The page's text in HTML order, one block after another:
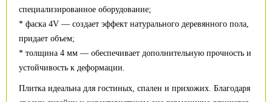
специализированное оборудование;
* фаска 4V — создает эффект натурального деревянного пола,
придает объем;
* толщина 4 мм — обеспечивает дополнительную прочность и
устойчивость к деформации.
Плитка идеальна для гостиных, спален и прихожих. Благодаря